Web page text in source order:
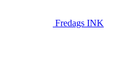
Fredags INK